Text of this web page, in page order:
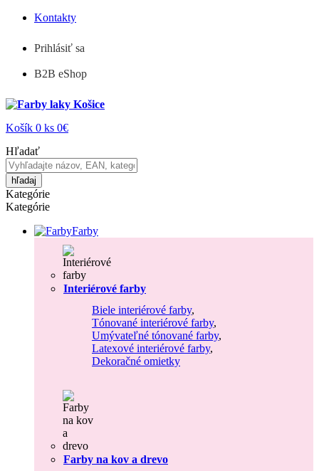
Kontakty
Prihlásiť sa
B2B eShop
Košík 0 ks 0€
Hľadať
hľadaj
Kategórie
Kategórie
Farby
Interiérové farby
Biele interiérové farby,
Tónované interiérové farby,
Umývateľné tónované farby,
Latexové interiérové farby,
Dekoračné omietky
Farby na kov a drevo